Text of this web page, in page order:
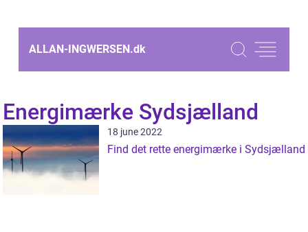
ALLAN-INGWERSEN.dk
Energimærke Sydsjælland
18 june 2022
Find det rette energimærke i Sydsjælland